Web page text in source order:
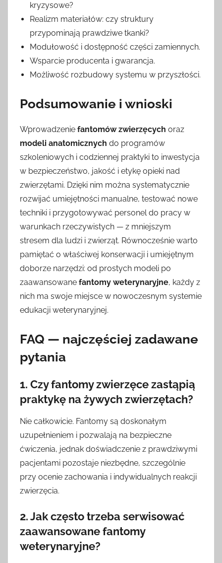
kryzysowe?
Realizm materiałów: czy struktury
przypominają prawdziwe tkanki?
Modułowość i dostępność części zamiennych.
Wsparcie producenta i gwarancja.
Możliwość rozbudowy systemu w przyszłości.
Podsumowanie i wnioski
Wprowadzenie fantomów zwierzęcych oraz
modeli anatomicznych do programów
szkoleniowych i codziennej praktyki to inwestycja
w bezpieczeństwo, jakość i etykę opieki nad
zwierzętami. Dzięki nim można systematycznie
rozwijać umiejętności manualne, testować nowe
techniki i przygotowywać personel do pracy w
warunkach rzeczywistych — z mniejszym
stresem dla ludzi i zwierząt. Równocześnie warto
pamiętać o właściwej konserwacji i umiejętnym
doborze narzędzi: od prostych modeli po
zaawansowane fantomy weterynaryjne, każdy z
nich ma swoje miejsce w nowoczesnym systemie
edukacji weterynaryjnej.
FAQ — najczęściej zadawane
pytania
1. Czyfantomy zwierzęcezastąpią
praktykę na żywych zwierzętach?
Nie całkowicie. Fantomy są doskonałym
uzupełnieniem i pozwalają na bezpieczne
ćwiczenia, jednak doświadczenie z prawdziwymi
pacjentami pozostaje niezbędne, szczególnie
przy ocenie zachowania i indywidualnych reakcji
zwierzęcia.
2. Jak często trzeba serwisować
zaawansowanefantomy
weterynaryjne?